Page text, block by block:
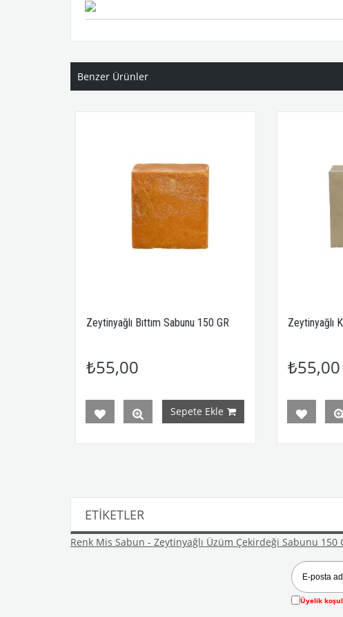
Benzer Ürünler
Zeytinyağlı Bıttım Sabunu 150 GR
₺55,00
Sepete Ekle
Zeytinyağlı
₺55,00
ETIKETLER
Renk Mis Sabun - Zeytinyağlı Üzüm Çekirdeği Sabunu 150
Üyelik